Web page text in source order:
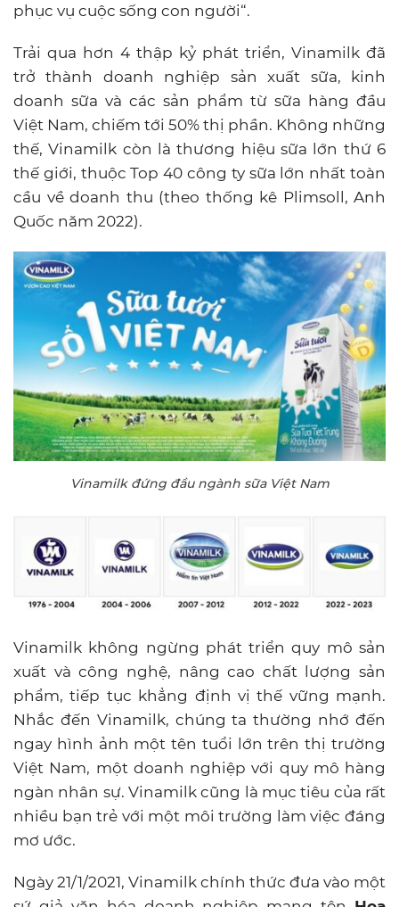
phục vụ cuộc sống con người“.
Trải qua hơn 4 thập kỷ phát triển, Vinamilk đã
trở thành doanh nghiệp sản xuất sữa, kinh
doanh sữa và các sản phẩm từ sữa hàng đầu
Việt Nam, chiếm tới 50% thị phần. Không những
thế, Vinamilk còn là thương hiệu sữa lớn thứ 6
thế giới, thuộc Top 40 công ty sữa lớn nhất toàn
cầu về doanh thu (theo thống kê Plimsoll, Anh
Quốc năm 2022).
Vinamilk đứng đầu ngành sữa Việt Nam
Vinamilk không ngừng phát triển quy mô sản
xuất và công nghệ, nâng cao chất lượng sản
phẩm, tiếp tục khẳng định vị thế vững mạnh.
Nhắc đến Vinamilk, chúng ta thường nhớ đến
ngay hình ảnh một tên tuổi lớn trên thị trường
Việt Nam, một doanh nghiệp với quy mô hàng
ngàn nhân sự. Vinamilk cũng là mục tiêu của rất
nhiều bạn trẻ với một môi trường làm việc đáng
mơ ước.
Ngày 21/1/2021, Vinamilk chính thức đưa vào một